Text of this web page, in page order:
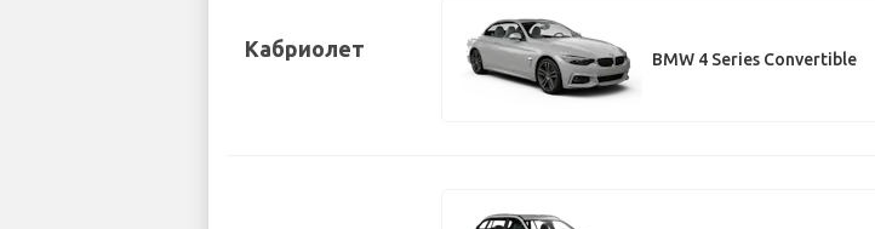
Кабриолет BMW 4 Series Convertible